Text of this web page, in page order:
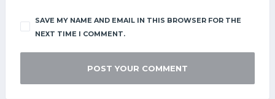
SAVE MY NAME AND EMAIL IN THIS BROWSER FOR THE
NEXT TIME I COMMENT.